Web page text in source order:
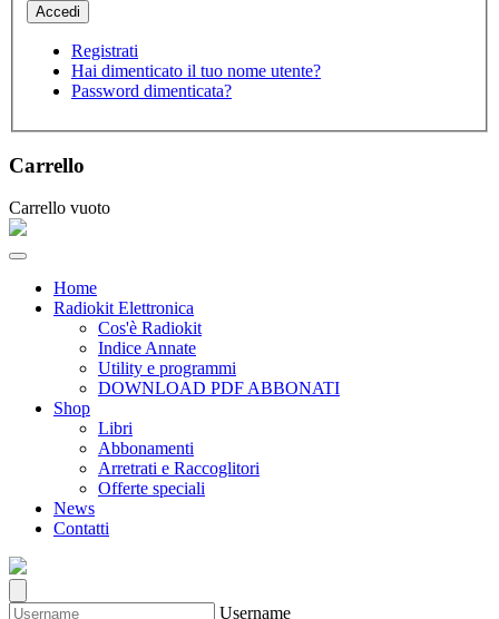
Registrati
Hai dimenticato il tuo nome utente?
Password dimenticata?
Carrello
Carrello vuoto
Home
Radiokit Elettronica
Cos'è Radiokit
Indice Annate
Utility e programmi
DOWNLOAD PDF ABBONATI
Shop
Libri
Abbonamenti
Arretrati e Raccoglitori
Offerte speciali
News
Contatti
Username